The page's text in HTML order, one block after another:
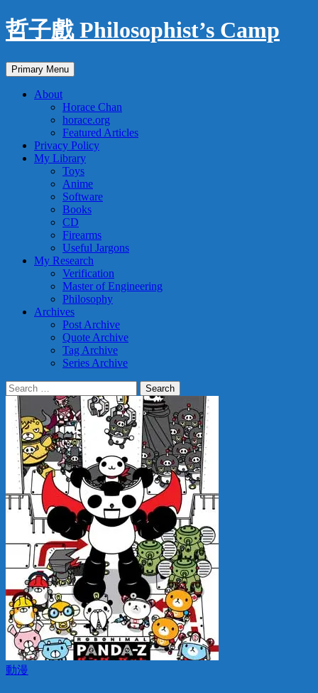
Skip
to
哲子戲 Philosophist’s Camp
Search
Primary Menu
About
Horace Chan
horace.org
Featured Articles
Privacy Policy
My Library
Toys
Anime
Software
Books
CD
Firearms
Useful Jargons
My Research
Verification
Master of Engineering
Philosophy
Archives
Post Archive
Quote Archive
Tag Archive
Series Archive
Search
for:
動漫